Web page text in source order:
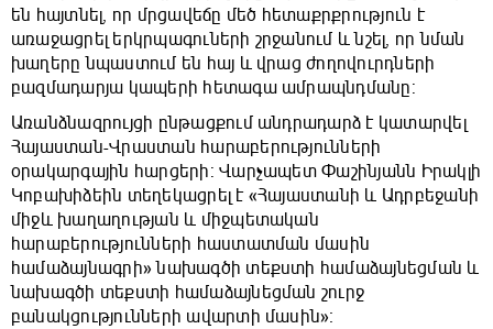
են հայտնել, որ մրցավեճը մեծ հետաքրքրություն է
առաջացրել երկրպագուների շրջանում և նշել, որ նման
խաղերը նպաստում են հայ և վրաց ժողովուրդների
բազմադարյա կապերի հետագա ամրապնդմանը:
Առանձնազրույցի ընթացքում անդրադարձ է կատարվել
Հայաստան-Վրաստան հարաբերությունների
օրակարգային հարցերի: Վարչապետ Փաշինյանն Իրակլի
Կոբախիձեին տեղեկացրել է «Հայաստանի և Ադրբեջանի
միջև խաղաղության և միջպետական
հարաբերությունների հաստատման մասին
համաձայնագրի» նախագծի տեքստի համաձայնեցման և
նախագծի տեքստի համաձայնեցման շուրջ
բանակցությունների ավարտի մասին»։